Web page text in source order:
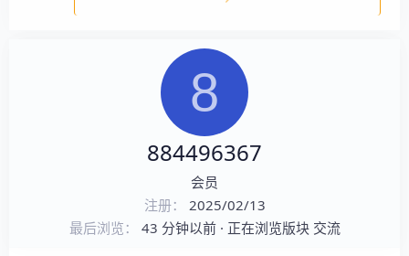
8
884496367
会员
注册
2025/02/13
最后浏览
43 分钟以前 · 正在浏览版块 交流